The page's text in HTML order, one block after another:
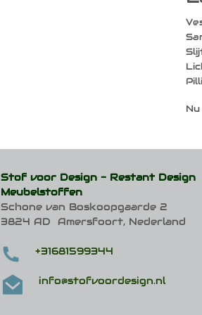
Stof voor Design - Restant Design
Meubelstoffen
Schone van Boskoopgaarde 2
3824 AD Amersfoort, Nederland
+31681599344
info@stofvoordesign.nl